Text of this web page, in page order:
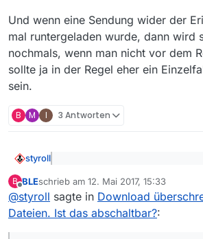
Und wenn eine Sendung wider der
mal runtergeladen wurde, dann wird
nochmals, wenn man nicht vor dem
sollte ja in der Regel eher ein
sein.
B M I 3 Antworten
styroll
selbe datein neu zu laden und
den Download überspringen
Parametern habe ich aber keine
gefunden.
Diese Möglichkeit ist (bislang)
aus dem Grund, den du auch
Sinn, dieselbe Datei mehrmals
Und wenn eine Sendung wider der
B
Offline
BLEschrieb am 12. Mai 2017, 15:33
zuletzt editiert von
@styroll sagte in Download
Dateien. Ist das abschaltbar?: